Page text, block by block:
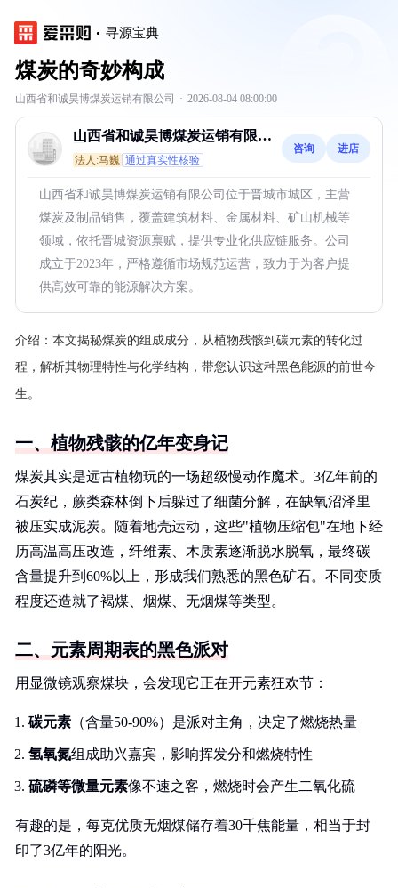
寻源宝典
煤炭的奇妙构成
山西省和诚昊博煤炭运销有限公司 · 2026-08-04 08:00:00
山西省和诚昊博煤炭运销有限公
司
法人:马巍 通过真实性核验
咨询 进店
山西省和诚昊博煤炭运销有限公司位于晋城市城区，主营
煤炭及制品销售，覆盖建筑材料、金属材料、矿山机械等
领域，依托晋城资源禀赋，提供专业化供应链服务。公司
成立于2023年，严格遵循市场规范运营，致力于为客户提
供高效可靠的能源解决方案。
介绍： 本文揭秘煤炭的组成成分，从植物残骸到碳元素的转化过
程，解析其物理特性与化学结构，带您认识这种黑色能源的前世今
生。
一、植物残骸的亿年变身记
煤炭其实是远古植物玩的一场超级慢动作魔术。3亿年前的
石炭纪，蕨类森林倒下后躲过了细菌分解，在缺氧沼泽里
被压实成泥炭。随着地壳运动，这些"植物压缩包"在地下经
历高温高压改造，纤维素、木质素逐渐脱水脱氧，最终碳
含量提升到60%以上，形成我们熟悉的黑色矿石。不同变质
程度还造就了褐煤、烟煤、无烟煤等类型。
二、元素周期表的黑色派对
用显微镜观察煤块，会发现它正在开元素狂欢节：
碳元素 （含量50-90%）是派对主角，决定了燃烧热量
氢氧氮组成助兴嘉宾，影响挥发分和燃烧特性
硫磷等微量元素像不速之客，燃烧时会产生二氧化硫
有趣的是，每克优质无烟煤储存着30千焦能量，相当于封
印了3亿年的阳光。